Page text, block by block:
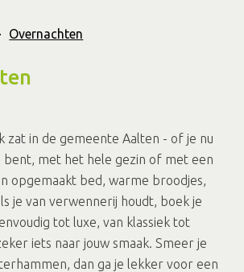
Overnachten
zat in de gemeente Aalten - of je nu
bent, met het hele gezin of met een
opgemaakt bed, warme broodjes,
je van verwennerij houdt, boek je
tot luxe, van klassiek tot
iets naar jouw smaak. Smeer je
dan ga je lekker voor een